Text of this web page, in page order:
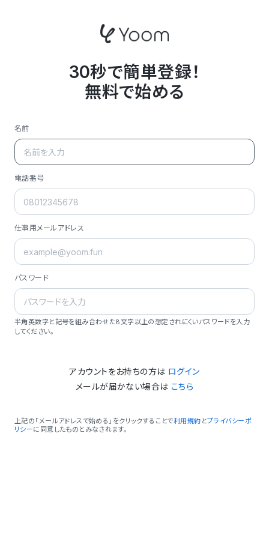
30秒で簡単登録！
無料で始める
名前
電話番号
仕事用メールアドレス
パスワード
半角英数字と記号を組み合わせた8文字以上の想定されにくいパスワードを入力
してください。
アカウントをお持ちの方は ログイン
メールが届かない場合は こちら
上記の「メールアドレスで始める」をクリックすることで利用規約 とプライバシーポ
リシーに同意したものとみなされます。